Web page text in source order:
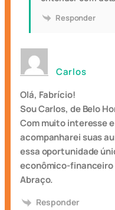
Responder
Carlos
Olá, Fabrício!
Sou Carlos, de Belo
Com muito interesse
acompanharei suas
essa oportunidade
econômico-
Abraço.
Responder